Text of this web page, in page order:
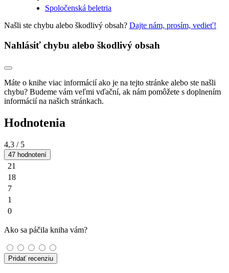
Spoločenská beletria
Našli ste chybu alebo škodlivý obsah? Dajte nám, prosím, vedieť!
Nahlásiť chybu alebo škodlivý obsah
Máte o knihe viac informácií ako je na tejto stránke alebo ste našli
chybu? Budeme vám veľmi vďační, ak nám pomôžete s doplnením
informácií na našich stránkach.
Hodnotenia
4,3 / 5
47 hodnotení
21
18
7
1
0
Ako sa páčila kniha vám?
Pridať recenziu